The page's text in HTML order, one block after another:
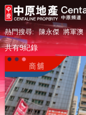
熱門搜尋: 陳永傑 將軍澳
共有9紀錄